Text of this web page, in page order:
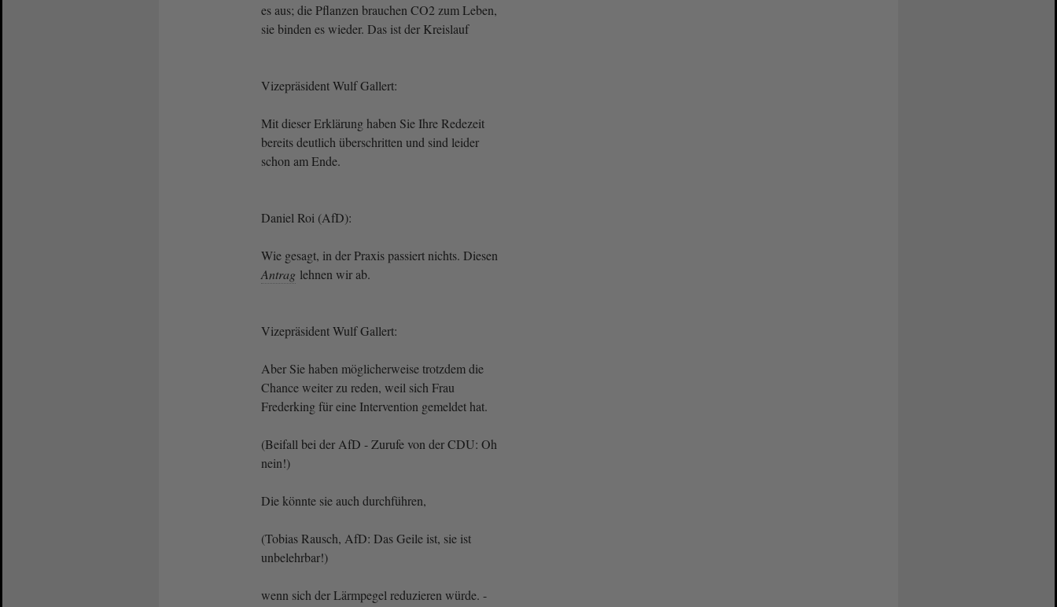
es aus; die Pflanzen brauchen CO2 zum Leben,
sie binden es wieder. Das ist der Kreislauf
Vizepräsident Wulf Gallert:
Mit dieser Erklärung haben Sie Ihre Redezeit
bereits deutlich überschritten und sind leider
schon am Ende.
Daniel Roi (AfD):
Wie gesagt, in der Praxis passiert nichts. Diesen
Antrag lehnen wir ab.
Vizepräsident Wulf Gallert:
Aber Sie haben möglicherweise trotzdem die
Chance weiter zu reden, weil sich Frau
Frederking für eine Intervention gemeldet hat.
(Beifall bei der AfD - Zurufe von der CDU: Oh
nein!)
Die könnte sie auch durchführen,
(Tobias Rausch, AfD: Das Geile ist, sie ist
unbelehrbar!)
wenn sich der Lärmpegel reduzieren würde. -